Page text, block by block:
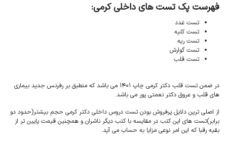
فهرست پک تست های داخلی کرمی:
تست غدد
تست کلیه
تست ریه
تست گوارش
تست قلب
در ضمن تست قلب دکتر کرمی چاپ 1401 می باشد که منطبق بر رفرنس جدید بیماری
های قلب و عروق دکتر نعمتی پور می باشد.
از اصلی ترین دلایل پرفروش بودن تست دروس داخلی دکتر کرمی حجم بیشتر(حدود دو
برابر)تست های این کتب در مقایسه با کتب دیگر ناشران و همچنین قیمت پایین تر از
بقیه رقبا که این امر نوعی مزایا به حساب می آید.